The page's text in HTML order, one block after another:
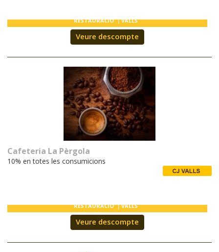
RESTAURACIÓ VALLS
Veure descompte
Cafeteria La Pèrgola
10% en totes les consumicions
RESTAURACIÓ VALLS
Veure descompte